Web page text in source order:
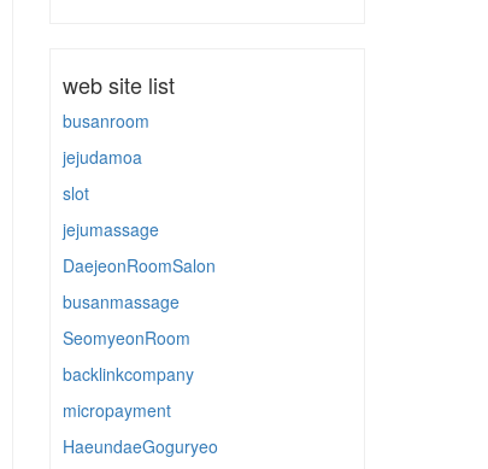
web site list
busanroom
jejudamoa
slot
jejumassage
DaejeonRoomSalon
busanmassage
SeomyeonRoom
backlinkcompany
micropayment
HaeundaeGoguryeo